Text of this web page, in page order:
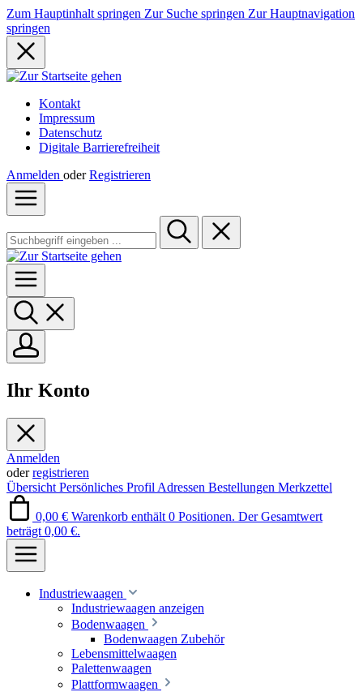
Zum Hauptinhalt springen Zur Suche springen Zur Hauptnavigation
springen
Kontakt
Impressum
Datenschutz
Digitale Barrierefreiheit
Anmelden oder Registrieren
Ihr Konto
Anmelden
oderregistrieren
Übersicht Persönliches Profil Adressen Bestellungen Merkzettel
0,00 € Warenkorb enthält 0 Positionen. Der Gesamtwert
beträgt 0,00 €.
Industriewaagen
Industriewaagen anzeigen
Bodenwaagen
Bodenwaagen Zubehör
Lebensmittelwaagen
Palettenwaagen
Plattformwaagen